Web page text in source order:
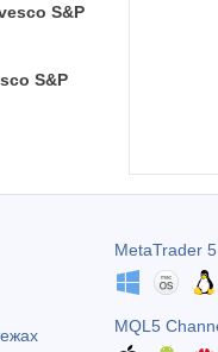
S&P
S&P
MetaTrader 5
MQL5